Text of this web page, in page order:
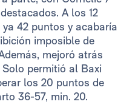
A los 12
42 puntos y acabaría
imposible de
mejoró atrás
permitió al Baxi
los 20 puntos de
36-57, min. 20.